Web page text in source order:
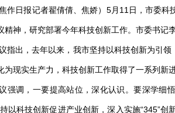
作日报记者翟倩倩、焦娇） 5月 11 日，市委科
精神，研究部署今年科技创新工作。市委书记
指出，去年以来，我市坚持以科技创新为引
为现实生产力，科技创新工作取得了一系列
强调，一要提高站位，深化认识。要深学细
以科技创新促进产业创新，深入实施“345”创